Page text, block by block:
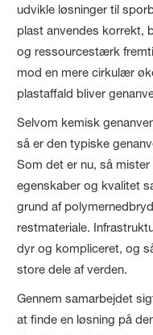
udvikle løsninger til
plast anvendes korrekt,
og ressourcestærk
mod en mere cirkulær
plastaffald bliver
Selvom kemisk
så er den typiske
Som det er nu, så
egenskaber og kvalitet
grund af
restmateriale.
dyr og kompliceret, og
store dele af verden.
Gennem samarbejdet
at finde en løsning på